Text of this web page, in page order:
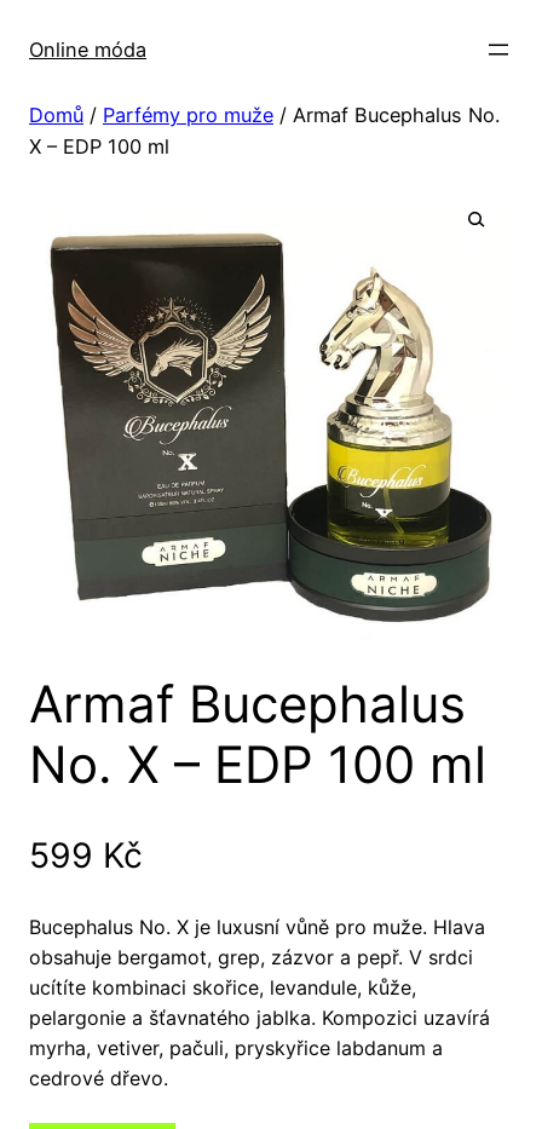
Online móda
Domů / Parfémy pro muže / Armaf Bucephalus No.
X – EDP 100 ml
Armaf Bucephalus
No. X – EDP 100 ml
599 Kč
Bucephalus No. X je luxusní vůně pro muže. Hlava
obsahuje bergamot, grep, zázvor a pepř. V srdci
ucítíte kombinaci skořice, levandule, kůže,
pelargonie a šťavnatého jablka. Kompozici uzavírá
myrha, vetiver, pačuli, pryskyřice labdanum a
cedrové dřevo.